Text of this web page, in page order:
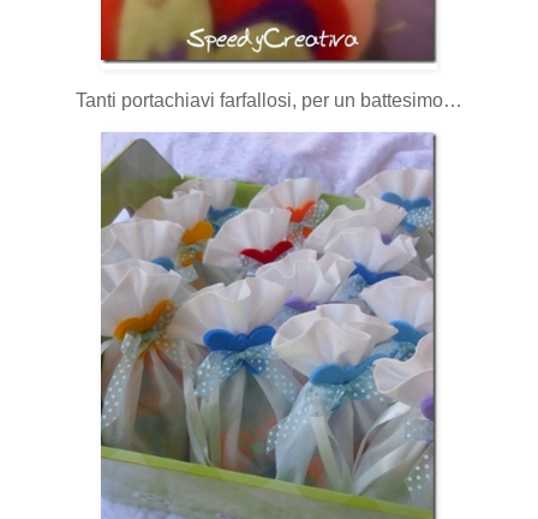
Tanti portachiavi farfallosi, per un battesimo…